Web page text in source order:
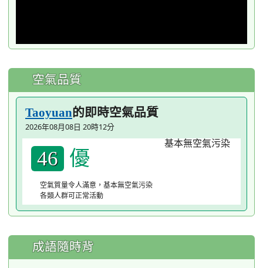
空氣品質
Taoyuan的即時空氣品質
2026年08月08日 20時12分
46 優
空氣質量令人滿意，基本無空氣污染
各類人群可正常活動
成語隨時背